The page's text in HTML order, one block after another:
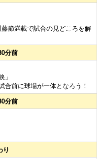
節満載で試合の見どころを解
分前
」
合前に球場が一体となろう！
分前
り